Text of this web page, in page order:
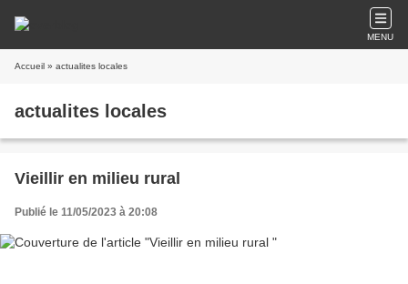
MENU
Accueil » actualites locales
actualites locales
Vieillir en milieu rural
Publié le 11/05/2023 à 20:08